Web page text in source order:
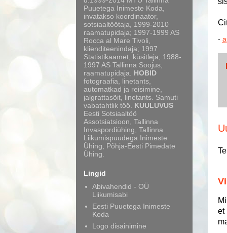
-
et
Puuetega Inimeste Koda,
invatakso koordinaator,
sotsiaaltöötaja, 1999-2010
raamatupidaja; 1997-1999 AS
Rocca al Mare Tivoli,
klienditeenindaja; 1997
Statistikaamet, küsitleja; 1988-
1997 AS Tallinna Soojus,
raamatupidaja. HOBID
fotograafia, linetants,
automatkad ja reisimine,
jalgrattasõit, linetants. Samuti
vabatahtlik töö. KUULUVUS
Eesti Sotsiaaltöö
Assotsiatsioon, Tallinna
Invaspordiühing, Tallinna
Liikumispuudega Inimeste
Ühing, Põhja-Eesti Pimedate
Ühing.
Lingid
Abivahendid - OÜ
Liikumisabi
Eesti Puuetega Inimeste
Koda
Logo disainimine